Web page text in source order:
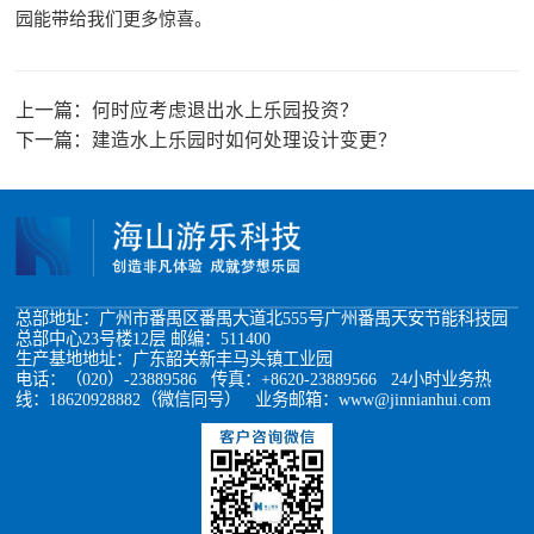
园能带给我们更多惊喜。
上一篇：何时应考虑退出水上乐园投资？
下一篇： 建造水上乐园时如何处理设计变更？
总部地址：广州市番禺区番禺大道北555号广州番禺天安节能科技园
总部中心23号楼12层 邮编：511400
生产基地地址：广东韶关新丰马头镇工业园
电话：（020）-23889586 传真：+8620-23889566 24小时业务热
线：18620928882（微信同号） 业务邮箱：www@jinnianhui.com